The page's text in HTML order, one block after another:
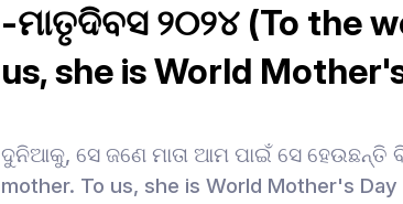
-ମାତୃଦିବସ ୨୦୨୪ (To the
us, she is World
ଦୁନିଆକୁ, ସେ ଜଣେ ମାତା ଆମ ପାଇଁ ସେ ହେଉଛନ୍ତି
mother. To us, she is World Mother's